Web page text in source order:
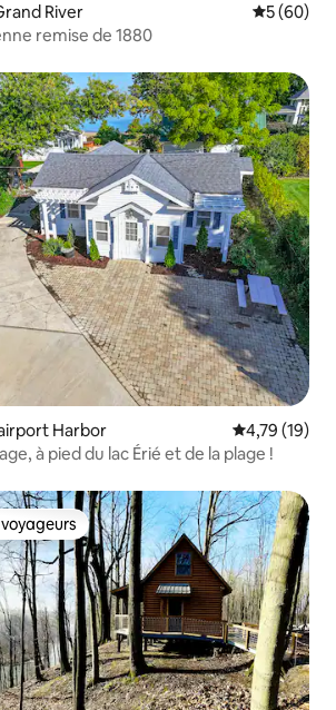
River
5 (60)
remise de 1880
Harbor Évaluation
4,79 (19)
à pied du lac Érié et de la plage !
les plus appréciés